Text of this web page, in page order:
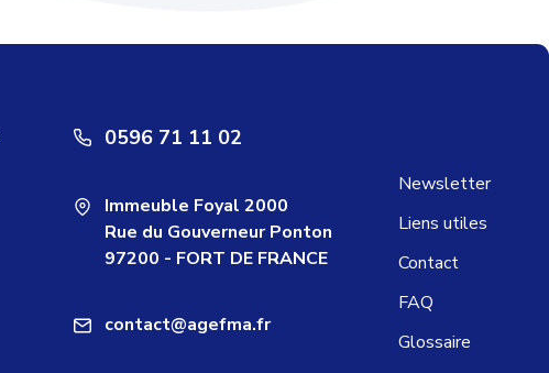
0596 71 11 02
Immeuble Foyal 2000
Rue du Gouverneur Ponton
97200 - FORT DE FRANCE
contact@agefma.fr
Newsletter
Liens utiles
Contact
FAQ
Glossaire